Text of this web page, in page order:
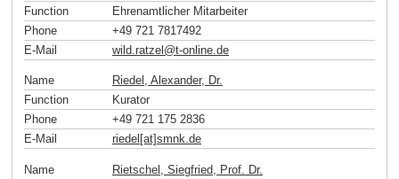
Function
Ehrenamtlicher Mitarbeiter
Phone
+49 721 7817492
E-Mail
wild.ratzel@t-online de
Name
Riedel, Alexander, Dr.
Function
Kurator
Phone
+49 721 175 2836
E-Mail
riedel[at]smnk.de
Name
Rietschel, Siegfried, Prof. Dr.